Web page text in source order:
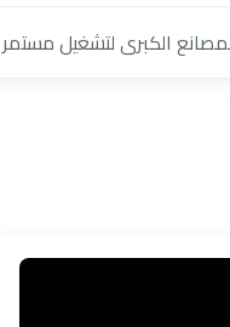
الكبرى لتشغيل مستمر